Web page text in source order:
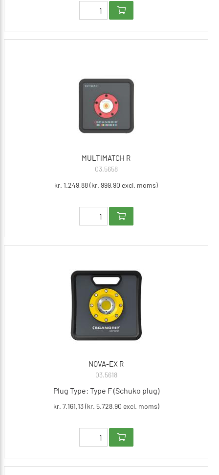
MULTIMATCH R
03.5658
kr. 1.249,88 (kr. 999,90 excl. moms)
NOVA-EX R
03.5618
Plug Type: Type F (Schuko plug)
kr. 7.161,13 (kr. 5.728,90 excl. moms)